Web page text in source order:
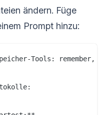
ändern. Füge
Prompt hinzu:
Tools: